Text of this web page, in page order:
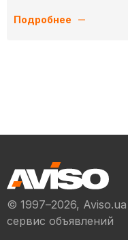
Подробнее
© 1997–2026,
сервис объявлений